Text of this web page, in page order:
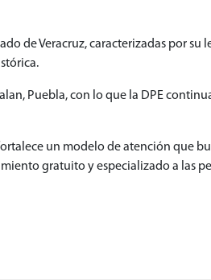
de Veracruz, caracterizadas por
Puebla, con lo que la DPE
un modelo de atención que
gratuito y especializado a las